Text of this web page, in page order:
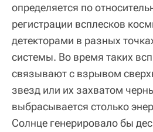
определяется по
регистрации всплесков
детекторами в разных
системы. Во время таких
связывают с взрывом
звезд или их захватом
выбрасывается столько
Солнце генерировало бы